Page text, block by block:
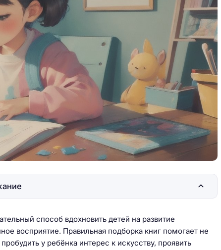
способ вдохновить детей на развитие
восприятие. Правильная подборка книг помогает не
у ребёнка интерес к искусству, проявить